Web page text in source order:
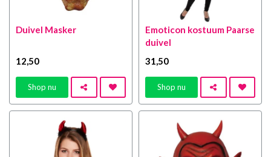
Duivel Masker
12 ,50
Shop nu
Emoticon kostuum Paarse
duivel
31 ,50
Shop nu